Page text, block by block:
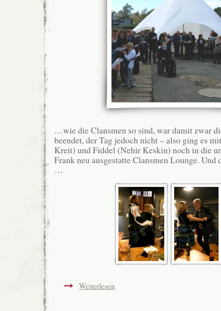
…wie die Clansmen so sind, war damit zwar
beendet, der Tag jedoch nicht – also ging es
Kreit) und Fiddel (Nehir Keskin) noch in die
Frank neu ausgestatte Clansmen Lounge.
…
Weiterlesen